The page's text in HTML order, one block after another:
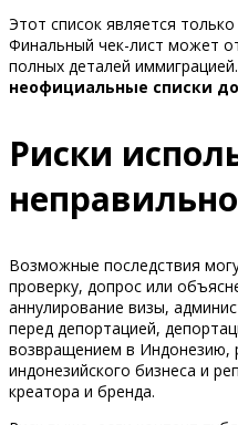
Этот список является
Финальный чек-лист может
полных деталей иммиграцией.
неофициальные списки
Риски
Возможные последствия
проверку, допрос или
аннулирование визы,
перед депортацией,
возвращением в Индонезию,
индонезийского бизнеса и
креатора и бренда.